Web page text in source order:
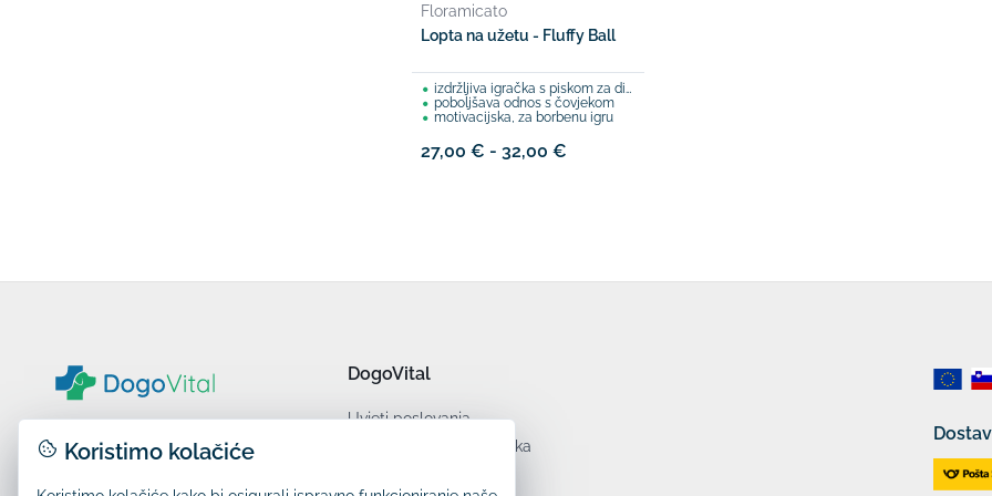
Floramicato
Lopta na užetu - Fluffy Ball
izdržljiva igračka s piskom za dinamičnu igru
poboljšava odnos s čovjekom
motivacijska, za borbenu igru
27,00 € - 32,00 €
DogoVital
Uvjeti poslovanja
Zaštita osobnih podataka
Koristimo kolačiće